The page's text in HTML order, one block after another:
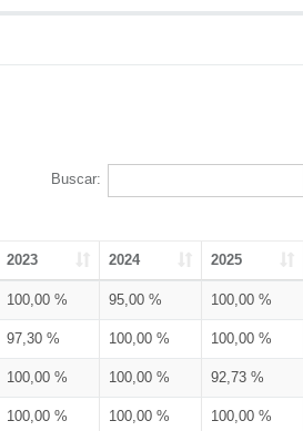
Buscar:
2023 2024 2025
100,00 % 95,00 % 100,00 %
97,30 % 100,00 % 100,00 %
100,00 % 100,00 % 92,73 %
100,00 % 100,00 % 100,00 %